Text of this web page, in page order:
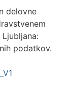
delovne
podatkov.